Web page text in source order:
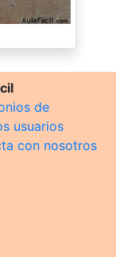
de
usuarios
con nosotros